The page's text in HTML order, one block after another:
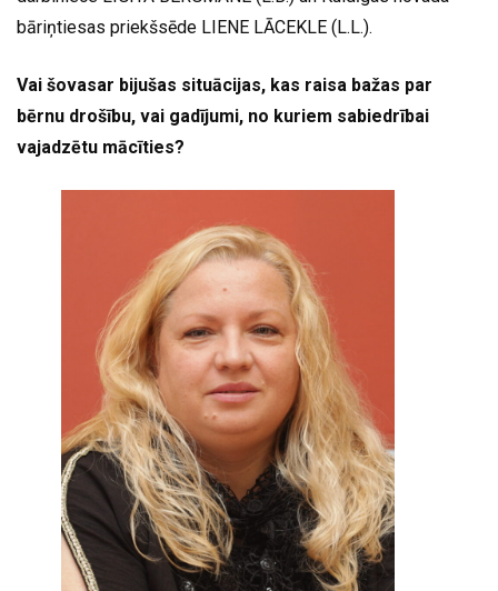
bāriņtiesas priekšsēde LIENE LĀCEKLE (L.L.).
Vai šovasar bijušas situācijas, kas raisa bažas par
bērnu drošību, vai gadījumi, no kuriem sabiedrībai
vajadzētu mācīties?